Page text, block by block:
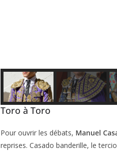
Toro à Toro
Pour ouvrir les débats, Manuel
reprises. Casado banderille, le